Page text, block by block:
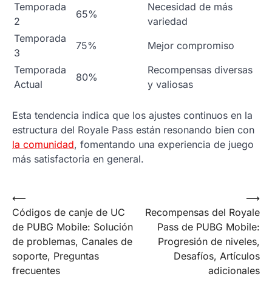
Temporada
2
65%
Necesidad de más
variedad
Temporada
3
75%
Mejor compromiso
Temporada
Actual
80%
Recompensas diversas
y valiosas
Esta tendencia indica que los ajustes continuos en la
estructura del Royale Pass están resonando bien con
la comunidad, fomentando una experiencia de juego
más satisfactoria en general.
Post
navigation
⟵
Códigos de canje de UC
de PUBG Mobile: Solución
de problemas, Canales de
soporte, Preguntas
frecuentes
Recompensas del Royale
Pass de PUBG Mobile:
Progresión de niveles,
Desafíos, Artículos
adicionales
⟶